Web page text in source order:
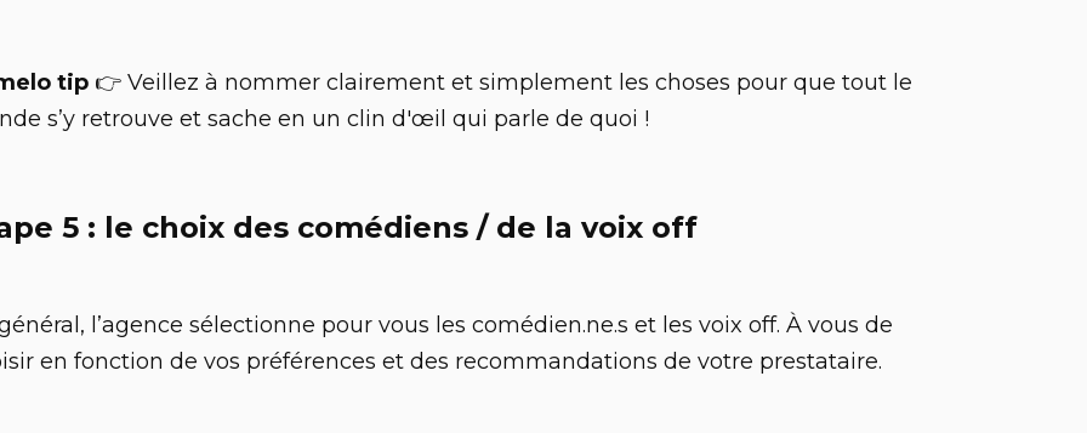
tip 👉 Veillez à nommer clairement et simplement les choses pour que tout le
s’y retrouve et sache en un clin d'œil qui parle de quoi !
5 : le choix des comédiens / de la voix off
l’agence sélectionne pour vous les comédien.ne.s et les voix off. À vous de
en fonction de vos préférences et des recommandations de votre prestataire.